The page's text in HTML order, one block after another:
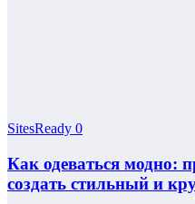
SitesReady 0
Как одеваться модно:
создать стильный и